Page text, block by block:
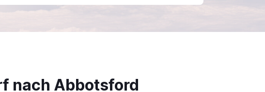
nach Abbotsford